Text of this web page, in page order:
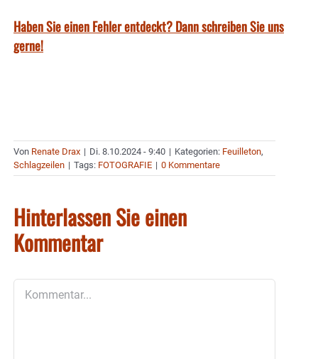
Haben Sie einen Fehler entdeckt? Dann schreiben Sie uns
gerne!
Von Renate Drax | Di. 8.10.2024 - 9:40 | Kategorien: Feuilleton,
Schlagzeilen | Tags: FOTOGRAFIE | 0 Kommentare
Hinterlassen Sie einen
Kommentar